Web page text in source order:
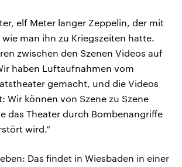
elf Meter langer Zeppelin, der mit
man ihn zu Kriegszeiten hatte.
zwischen den Szenen Videos auf
haben Luftaufnahmen vom
gemacht, und die Videos
Wir können von Szene zu Szene
das Theater durch Bombenangriffe
wird.“
Das findet in Wiesbaden in einer